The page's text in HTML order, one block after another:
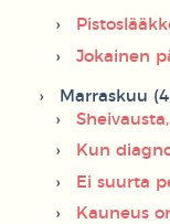
Jokainen
Marraskuu
Kun
Ei suurta
Kauneus